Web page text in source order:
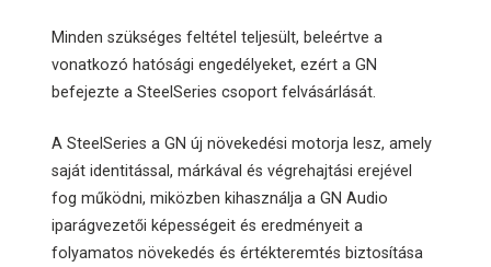
Minden szükséges feltétel teljesült, beleértve a
vonatkozó hatósági engedélyeket, ezért a GN
befejezte a SteelSeries csoport felvásárlását.
A SteelSeries a GN új növekedési motorja lesz, amely
saját identitással, márkával és végrehajtási erejével
fog működni, miközben kihasználja a GN Audio
iparágvezetői képességeit és eredményeit a
folyamatos növekedés és értékteremtés biztosítása